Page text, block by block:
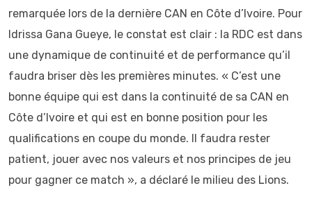
remarquée lors de la dernière CAN en Côte d’Ivoire. Pour
Idrissa Gana Gueye, le constat est clair : la RDC est dans
une dynamique de continuité et de performance qu’il
faudra briser dès les premières minutes. « C’est une
bonne équipe qui est dans la continuité de sa CAN en
Côte d’Ivoire et qui est en bonne position pour les
qualifications en coupe du monde. Il faudra rester
patient, jouer avec nos valeurs et nos principes de jeu
pour gagner ce match », a déclaré le milieu des Lions.